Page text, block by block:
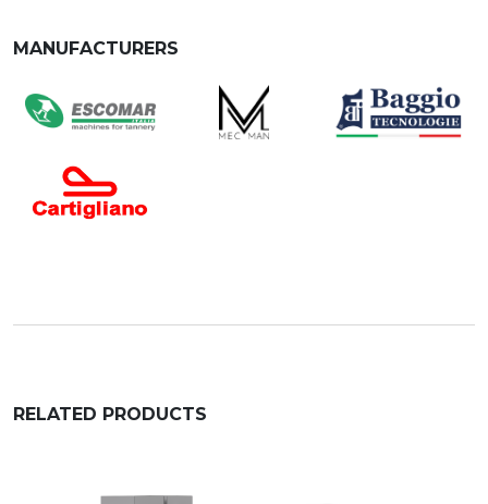
MANUFACTURERS
RELATED PRODUCTS